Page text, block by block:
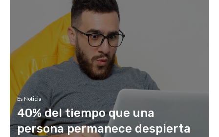
Es Noticia
40% del tiempo que una
persona permanece despierta